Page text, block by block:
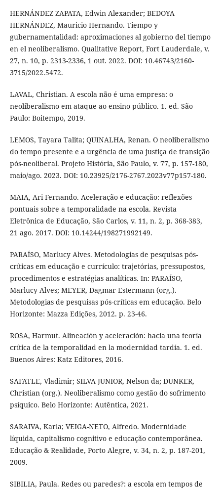
HERNÁNDEZ ZAPATA, Edwin Alexander; BEDOYA
HERNÁNDEZ, Mauricio Hernando. Tiempo y
gubernamentalidad: aproximaciones al gobierno del tiempo
en el neoliberalismo. Qualitative Report, Fort Lauderdale, v.
27, n. 10, p. 2313-2336, 1 out. 2022. DOI: 10.46743/2160-
3715/2022.5472.
LAVAL, Christian. A escola não é uma empresa: o
neoliberalismo em ataque ao ensino público. 1. ed. São
Paulo: Boitempo, 2019.
LEMOS, Tayara Talita; QUINALHA, Renan. O neoliberalismo
do tempo presente e a urgência de uma justiça de transição
pós-neoliberal. Projeto História, São Paulo, v. 77, p. 157-180,
maio/ago. 2023. DOI: 10.23925/2176-2767.2023v77p157-180.
MAIA, Ari Fernando. Aceleração e educação: reflexões
pontuais sobre a temporalidade na escola. Revista
Eletrônica de Educação, São Carlos, v. 11, n. 2, p. 368-383,
21 ago. 2017. DOI: 10.14244/198271992149.
PARAÍSO, Marlucy Alves. Metodologias de pesquisas pós-
críticas em educação e currículo: trajetórias, pressupostos,
procedimentos e estratégias analíticas. In: PARAÍSO,
Marlucy Alves; MEYER, Dagmar Estermann (org.).
Metodologias de pesquisas pós-críticas em educação. Belo
Horizonte: Mazza Edições, 2012. p. 23-46.
ROSA, Harmut. Alineación y aceleración: hacia una teoría
crítica de la temporalidad en la modernidad tardía. 1. ed.
Buenos Aires: Katz Editores, 2016.
SAFATLE, Vladimir; SILVA JUNIOR, Nelson da; DUNKER,
Christian (org.). Neoliberalismo como gestão do sofrimento
psíquico. Belo Horizonte: Autêntica, 2021.
SARAIVA, Karla; VEIGA-NETO, Alfredo. Modernidade
líquida, capitalismo cognitivo e educação contemporânea.
Educação & Realidade, Porto Alegre, v. 34, n. 2, p. 187-201,
2009.
SIBILIA, Paula. Redes ou paredes?: a escola em tempos de